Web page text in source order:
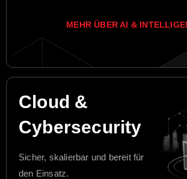
MEHR ÜBER AI &
Cloud &
Cybersecurity
Sicher, skalierbar und bereit für
den Einsatz.